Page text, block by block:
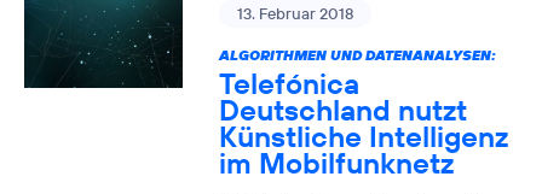
13. Februar 2018
ALGORITHMEN UND DATENANALYSEN:
Telefónica
Deutschland nutzt
Künstliche Intelligenz
im Mobilfunknetz